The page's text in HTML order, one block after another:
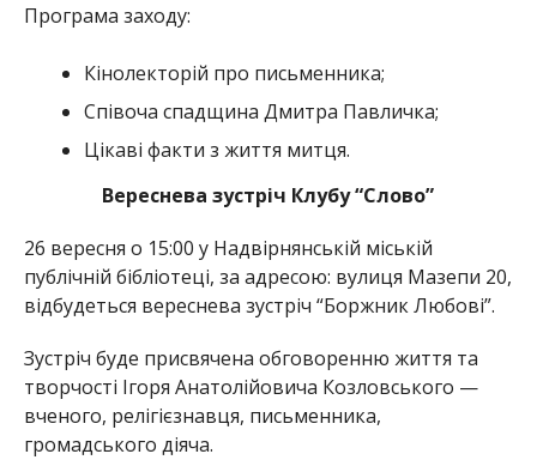
Програма заходу:
Кінолекторій про письменника;
Співоча спадщина Дмитра Павличка;
Цікаві факти з життя митця.
Вереснева зустріч Клубу “Слово”
26 вересня о 15:00 у Надвірнянській міській
публічній бібліотеці, за адресою: вулиця Мазепи 20,
відбудеться вереснева зустріч “Боржник Любові”.
Зустріч буде присвячена обговоренню життя та
творчості Ігоря Анатолійовича Козловського —
вченого, релігієзнавця, письменника,
громадського діяча.